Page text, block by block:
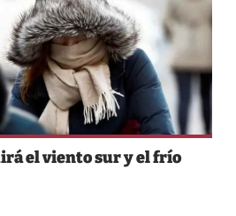
el viento sur y el frío